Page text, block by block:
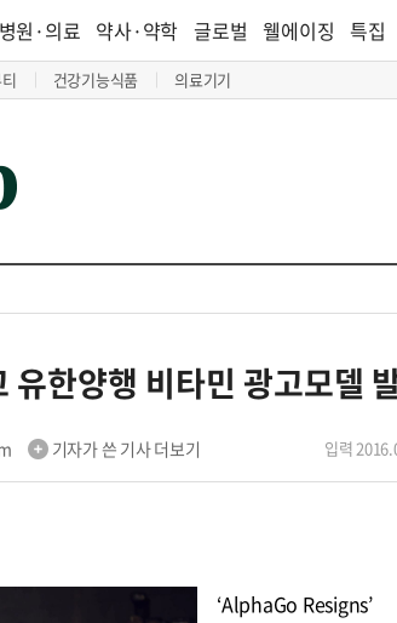
건강기능식품 의료기기
병원·의료 약사·약학 글로벌 웰에이징 특집
유한양행 비타민 광고모델
기자가 쓴 기사 더보기 입력
‘AlphaGo Resigns’